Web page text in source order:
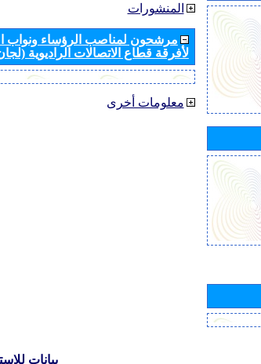
المنشورات
مرشحون لمناصب الرؤساء ونواب
لأفرقة قطاع الاتصالات الراديوية
معلومات أخرى
بيانات